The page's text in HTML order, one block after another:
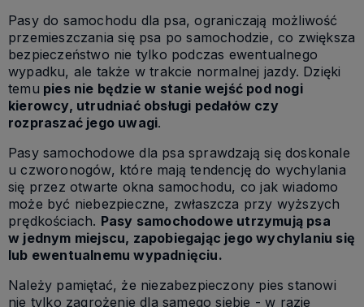
Pasy do samochodu dla psa, ograniczają możliwość
przemieszczania się psa po samochodzie, co zwiększa
bezpieczeństwo nie tylko podczas ewentualnego
wypadku, ale także w trakcie normalnej jazdy. Dzięki
temu pies nie będzie w stanie wejść pod nogi
kierowcy, utrudniać obsługi pedałów czy
rozpraszać jego uwagi.
Pasy samochodowe dla psa sprawdzają się doskonale
u czworonogów, które mają tendencję do wychylania
się przez otwarte okna samochodu, co jak wiadomo
może być niebezpieczne, zwłaszcza przy wyższych
prędkościach. Pasy samochodowe utrzymują psa
w jednym miejscu, zapobiegając jego wychylaniu się
lub ewentualnemu wypadnięciu.
Należy pamiętać, że niezabezpieczony pies stanowi
nie tylko zagrożenie dla samego siebie - w razie